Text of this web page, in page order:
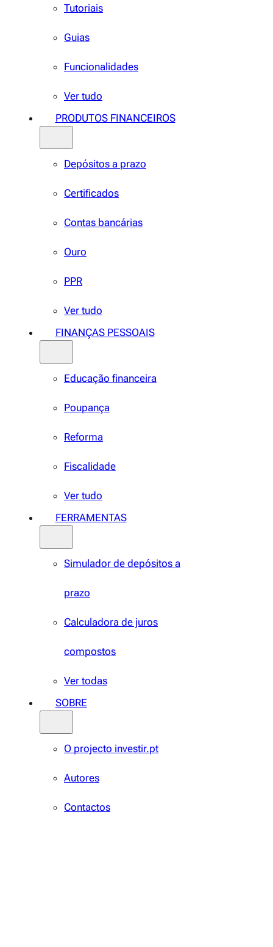
Tutoriais
Guias
Funcionalidades
Ver tudo
PRODUTOS FINANCEIROS
Depósitos a prazo
Certificados
Contas bancárias
Ouro
PPR
Ver tudo
FINANÇAS PESSOAIS
Educação financeira
Poupança
Reforma
Fiscalidade
Ver tudo
FERRAMENTAS
Simulador de depósitos a
prazo
Calculadora de juros
compostos
Ver todas
SOBRE
O projecto investir.pt
Autores
Contactos